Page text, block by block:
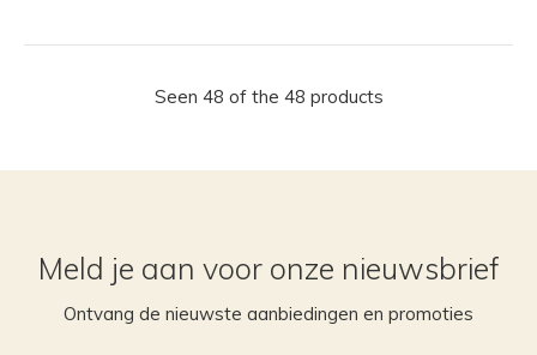
Seen 48 of the 48 products
Meld je aan voor onze nieuwsbrief
Ontvang de nieuwste aanbiedingen en promoties